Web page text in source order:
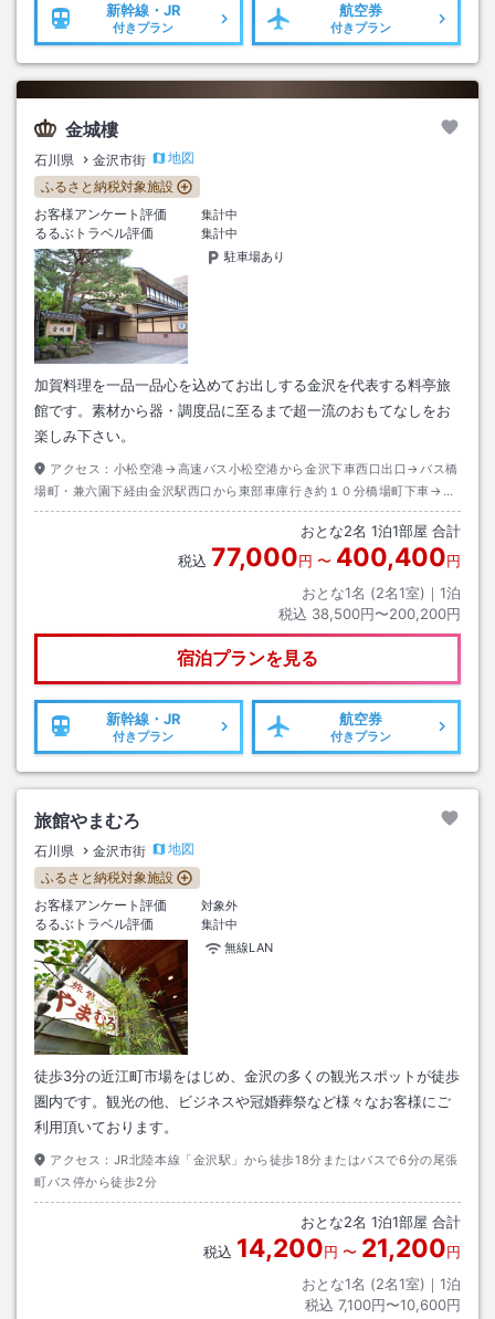
新幹線・JR
付きプラン
航空券
付きプラン
金城樓
石川県 金沢市街
地図
ふるさと納税対象施設
お客様アンケート評価
集計中
るるぶトラベル評価
集計中
駐車場あり
加賀料理を一品一品心を込めてお出しする金沢を代表する料亭旅
館です。素材から器・調度品に至るまで超一流のおもてなしをお
楽しみ下さい。
アクセス： 小松空港→高速バス小松空港から金沢下車西口出口→バス橋
場町・兼六園下経由金沢駅西口から東部車庫行き約１０分橋場町下車→徒
歩約０分
おとな2名 1泊1部屋 合計
税込 77,000円 〜 400,400円
おとな1名 (2名1室)｜ 1泊
税込 38,500円〜200,200円
宿泊プランを見る
新幹線・JR
付きプラン
航空券
付きプラン
旅館やまむろ
石川県 金沢市街
地図
ふるさと納税対象施設
お客様アンケート評価
対象外
るるぶトラベル評価
集計中
無線LAN
徒歩3分の近江町市場をはじめ、金沢の多くの観光スポットが徒歩
圏内です。観光の他、ビジネスや冠婚葬祭など様々なお客様にご
利用頂いております。
アクセス： JR北陸本線「金沢駅」から徒歩18分またはバスで6分の尾張
町バス停から徒歩2分
おとな2名 1泊1部屋 合計
税込 14,200円 〜 21,200円
おとな1名 (2名1室)｜ 1泊
税込 7,100円〜10,600円